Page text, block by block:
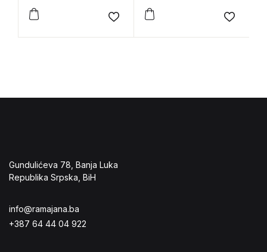
Add to wishlist Add to
Gundulićeva 78, Banja Luka
Republika Srpska, BiH
info@ramajana.ba
+387 64 44 04 922